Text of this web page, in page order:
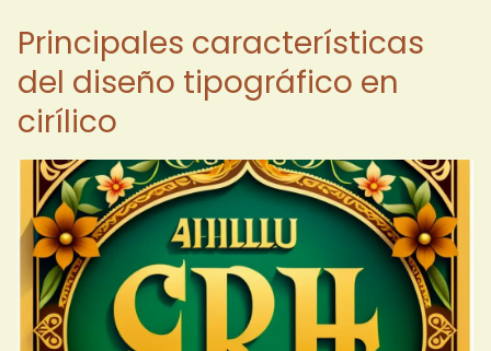
Principales características
del diseño tipográfico en
cirílico